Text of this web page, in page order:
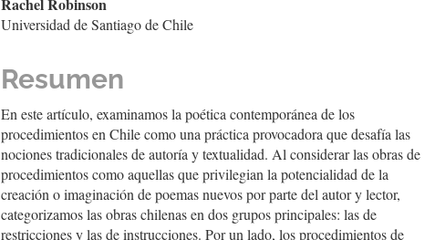
del
Rachel Robinson
Universidad de Santiago de Chile
Resumen
En este artículo, examinamos la poética contemporánea de los
procedimientos en Chile como una práctica provocadora que desafía las
nociones tradicionales de autoría y textualidad. Al considerar las obras de
procedimientos como aquellas que privilegian la potencialidad de la
creación o imaginación de poemas nuevos por parte del autor y lector,
categorizamos las obras chilenas en dos grupos principales: las de
restricciones y las de instrucciones. Por un lado, los procedimientos de